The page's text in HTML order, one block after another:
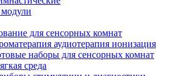
для сенсорных комнат
аудиотерапия ионизация
наборы для сенсорных комнат
среда